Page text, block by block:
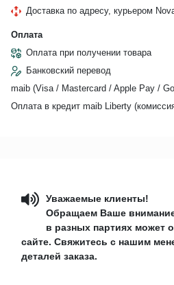
Доставка по адресу, курьером
Оплата
Оплата при получении товара
Банковский перевод
maib (Visa / Mastercard / Apple Pay /
Оплата в кредит maib Liberty
Уважаемые клиенты!
Обращаем Ваше
в разных партиях может
сайте. Свяжитесь с нашим
деталей заказа.